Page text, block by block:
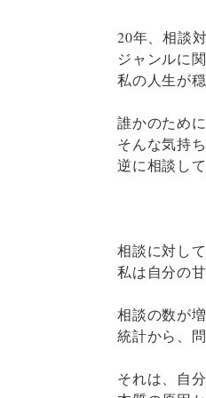
20年、相談
ジャンルに
私の人生が
誰かのため
そんな気持
逆に相談し
相談に対し
私は自分の
相談の数が
統計から、
それは、自